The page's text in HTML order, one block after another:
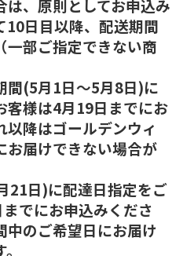
、原則としてお申込み
10日目以降、配送期間
一部ご指定できない商
(5月1日～5月8日)に
客様は4月19日までにお
降はゴールデンウィ
お届けできない場合が
日)に配達日指定をご
でにお申込みくださ
中のご希望日にお届け